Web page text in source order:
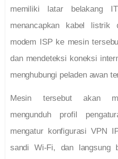
memiliki latar belakang
menancapkan kabel listrik
modem ISP ke mesin
dan mendeteksi koneksi
menghubungi peladen awan
Mesin tersebut akan
mengunduh profil
mengatur konfigurasi VPN
sandi Wi-Fi, dan langsung